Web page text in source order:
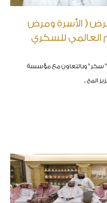
( الأسرة ومرض
العالمي للسكري
" سكر " وبالتعاون مع مؤسسة
المج ..